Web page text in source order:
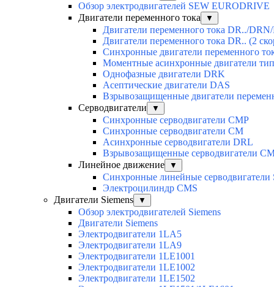
Обзор электродвигателей SEW EURODRIVE
Двигатели переменного тока
▼
Двигатели переменного тока DR../DRN/
Двигатели переменного тока DR.. (2
Синхронные двигатели переменного
Моментные асинхронные двигатели
Однофазные двигатели DRK
Асептические двигатели DAS
Взрывозащищенные двигатели
Серводвигатели
▼
Синхронные серводвигатели CMP
Синхронные серводвигатели CM
Асинхронные серводвигатели DRL
Взрывозащищенные серводвигатели
Линейное движение
▼
Синхронные линейные серводвигатели
Электроцилиндр CMS
Двигатели Siemens
▼
Обзор электродвигателей Siemens
Двигатели Siemens
Электродвигатели 1LA5
Электродвигатели 1LA9
Электродвигатели 1LE1001
Электродвигатели 1LE1002
Электродвигатели 1LE1502